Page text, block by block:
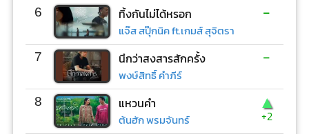
6 ทิ้งกันไม่ได้หรอก
แจ๊ส สปุ๊กนิค ft.เกมส์ สุจิตรา
-
7 นึกว่าสงสารสักครั้ง
พงษ์สิทธิ์ คำภีร์
-
8 แหวนคำ
ต้นฮัก พรมจันทร์
▲
+2